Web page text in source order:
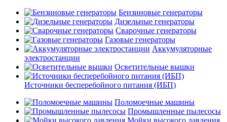
Бензиновые генераторы
Дизельные генераторы
Сварочные генераторы
Газовые генераторы
Аккумуляторные
электростанции
Осветительные вышки
Источники бесперебойного питания (ИБП)
Поломоечные машины
Промышленные пылесосы
Мойки высокого давления